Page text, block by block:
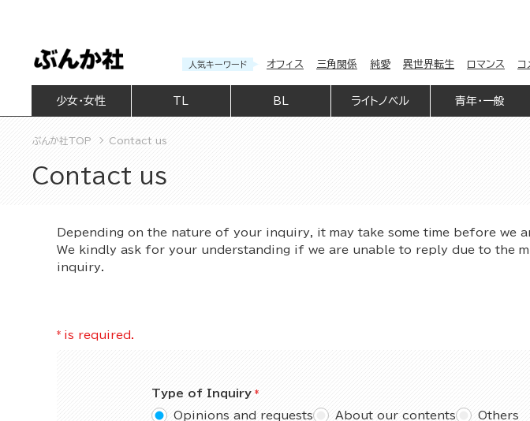
人気キーワード オフィス 三角関係 純愛 異世界転生 ロマンス コ
少女・女性 BL ライトノベル 青年・一般
ぶんか社TOP Contact us
Contact us
Depending on the nature of your inquiry, it may take some time before we
We kindly ask for your understanding if we are unable to reply due to the
inquiry.
* is required.
Type of Inquiry
Opinions and requests
About our contents Others